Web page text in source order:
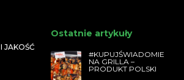
JAKOŚĆ
Ostatnie artykuły
#KUPUJŚWIADOMIE
NA GRILLA –
PRODUKT POLSKI